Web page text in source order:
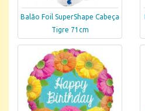
Balão Foil SuperShape Cabeça
Tigre 71cm